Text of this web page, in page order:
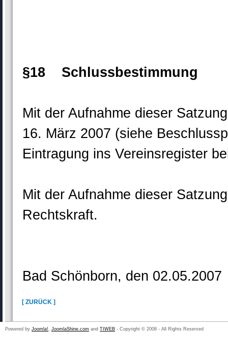
§18 Schlussbestimmung
Mit der Aufnahme dieser
16. März 2007 (siehe
Eintragung ins Vereinsregister
Mit der Aufnahme dieser
Rechtskraft.
Bad Schönborn, den 02.05.2007
[ ZURÜCK ]
Powered by Joomla!, JoomlaShine.com and TIWEB - Copyright © 2008 - All Rights Reserved